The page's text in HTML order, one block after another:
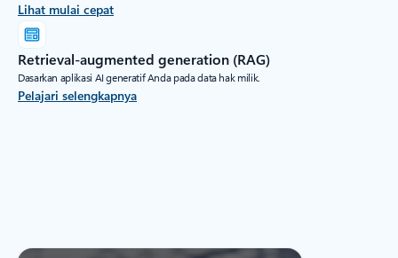
Lihat mulai cepat
Retrieval-augmented generation (RAG)
Dasarkan aplikasi AI generatif Anda pada data hak milik.
Pelajari selengkapnya